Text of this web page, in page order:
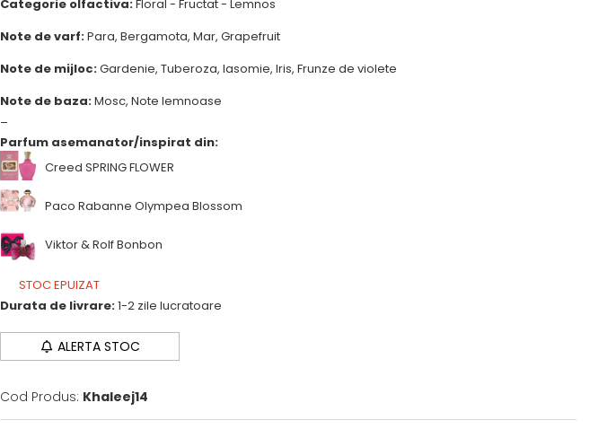
Categorie olfactiva:Floral - Fructat - Lemnos
Note de varf:Para, Bergamota, Mar, Grapefruit
Note de mijloc:Gardenie, Tuberoza, Iasomie, Iris, Frunze de violete
Note de baza:Mosc, Note lemnoase
Parfum asemanator/inspirat din:
Creed SPRING FLOWER
Paco Rabanne Olympea Blossom
Viktor & Rolf Bonbon
STOC EPUIZAT
Durata de livrare:1-2 zile lucratoare
ALERTA STOC
Cod Produs: Khaleej14